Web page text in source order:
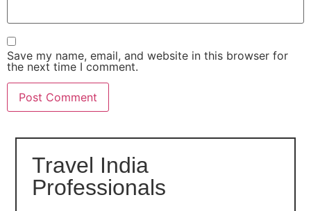
Save my name, email, and website in this browser for
the next time I comment.
Travel India
Professionals